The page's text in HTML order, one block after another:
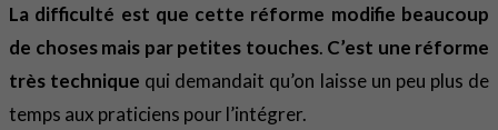
La difficulté est que cette réforme modifie beaucoup
de choses mais par petites touches. C’est une réforme
très technique qui demandait qu’on laisse un peu plus de
temps aux praticiens pour l’intégrer.